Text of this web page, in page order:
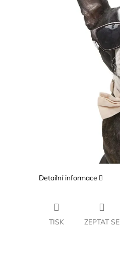
Detailní informace
TISK ZEPTAT SE